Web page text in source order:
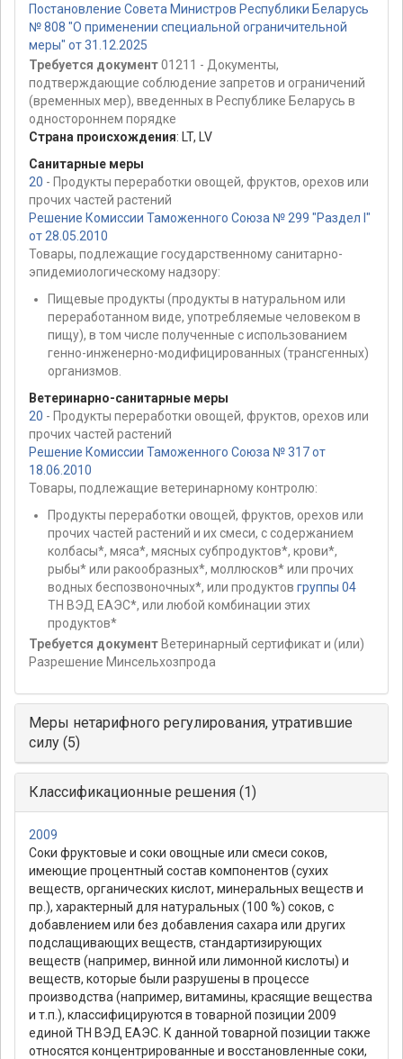
Постановление Совета Министров Республики Беларусь
№ 808 "О применении специальной ограничительной
меры" от 31.12.2025
Требуется документ01211 - Документы,
подтверждающие соблюдение запретов и ограничений
(временных мер), введенных в Республике Беларусь в
одностороннем порядке
Страна происхождения: LT,
LV
Санитарные меры
20 - Продукты переработки овощей, фруктов, орехов или
прочих частей растений
Решение Комиссии Таможенного Союза № 299 "Раздел I"
от 28.05.2010
Товары, подлежащие государственному санитарно-
эпидемиологическому надзору:
Пищевые продукты (продукты в натуральном или
переработанном виде, употребляемые человеком в
пищу), в том числе полученные с использованием
генно-инженерно-модифицированных (трансгенных)
организмов.
Ветеринарно-санитарные меры
20 - Продукты переработки овощей, фруктов, орехов или
прочих частей растений
Решение Комиссии Таможенного Союза № 317 от
18.06.2010
Товары, подлежащие ветеринарному контролю:
Продукты переработки овощей, фруктов, орехов или
прочих частей растений и их смеси, с содержанием
колбасы*, мяса*, мясных субпродуктов*, крови*,
рыбы* или ракообразных*, моллюсков* или прочих
водных беспозвоночных*, или продуктов группы 04
ТН ВЭД ЕАЭС*, или любой комбинации этих
продуктов*
Требуется документ Ветеринарный сертификат и (или)
Разрешение Минсельхозпрода
Меры нетарифного регулирования, утратившие
силу (5)
Классификационные решения (1)
2009
Соки фруктовые и соки овощные или смеси соков,
имеющие процентный состав компонентов (сухих
веществ, органических кислот, минеральных веществ и
пр.), характерный для натуральных (100 %) соков, с
добавлением или без добавления сахара или других
подслащивающих веществ, стандартизирующих
веществ (например, винной или лимонной кислоты) и
веществ, которые были разрушены в процессе
производства (например, витамины, красящие вещества
и т.п.), классифицируются в товарной позиции 2009
единой ТН ВЭД ЕАЭС. К данной товарной позиции также
относятся концентрированные и восстановленные соки,